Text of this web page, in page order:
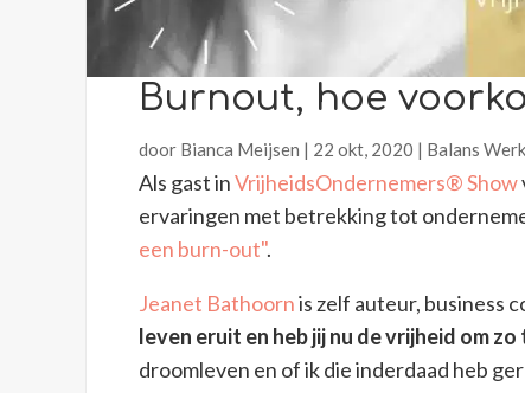
Burnout, hoe
door Bianca Meijsen | 22 okt, 2020 | Balans
Als gast inVrijheidsOndernemers® Show
ervaringen met betrekking tot
een burn-out".
Jeanet Bathoornis zelf auteur, business
leven eruit en heb jij nu de vrijheid om zo
droomleven en of ik die inderdaad heb